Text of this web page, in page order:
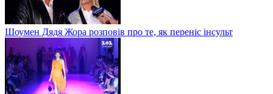
Шоумен Дядя Жора розповів про те, як переніс інсульт